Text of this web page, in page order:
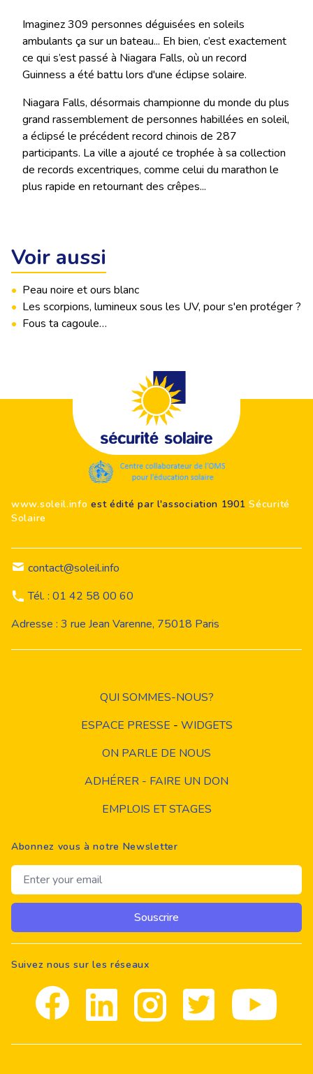
Imaginez 309 personnes déguisées en soleils
ambulants ça sur un bateau... Eh bien, c’est exactement
ce qui s’est passé à Niagara Falls, où un record
Guinness a été battu lors d'une éclipse solaire.
Niagara Falls, désormais championne du monde du plus
grand rassemblement de personnes habillées en soleil,
a éclipsé le précédent record chinois de 287
participants. La ville a ajouté ce trophée à sa collection
de records excentriques, comme celui du marathon le
plus rapide en retournant des crêpes...
Voir aussi
• Peau noire et ours blanc
• Les scorpions, lumineux sous les UV, pour s'en protéger ?
• Fous ta cagoule…
www.soleil.info est édité par l'association 1901Sécurité
Solaire
contact@soleil.info
Tél. : 01 42 58 00 60
Adresse : 3 rue Jean Varenne, 75018 Paris
QUI SOMMES-NOUS?
ESPACE PRESSE - WIDGETS
ON PARLE DE NOUS
ADHÉRER - FAIRE UN DON
EMPLOIS ET STAGES
Abonnez vous à notre Newsletter
Email address
Souscrire
Suivez nous sur les réseaux
Facebook Linkedin Instagram Twitter youtube